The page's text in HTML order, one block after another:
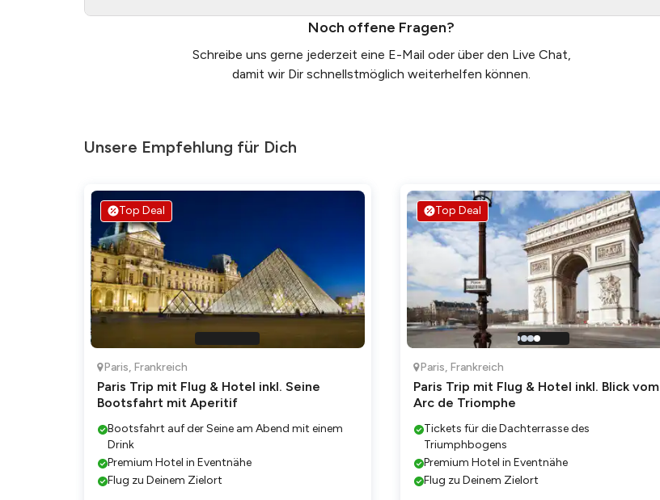
Noch offene Fragen?
Schreibe uns gerne jederzeit eine E-Mail oder über den Live Chat,
damit wir Dir schnellstmöglich weiterhelfen können.
Unsere Empfehlung für Dich
Top Deal
Paris, Frankreich
Paris Trip mit Flug & Hotel inkl. Seine
Bootsfahrt mit Aperitif
Bootsfahrt auf der Seine am Abend mit einem
Drink
Premium Hotel in Eventnähe
Flug zu Deinem Zielort
Top Deal
Paris, Frankreich
Paris Trip mit Flug & Hotel inkl. Blick vom
Arc de Triomphe
Tickets für die Dachterrasse des
Triumphbogens
Premium Hotel in Eventnähe
Flug zu Deinem Zielort